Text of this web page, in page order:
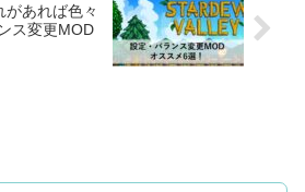
があれば色々
ス変更MOD